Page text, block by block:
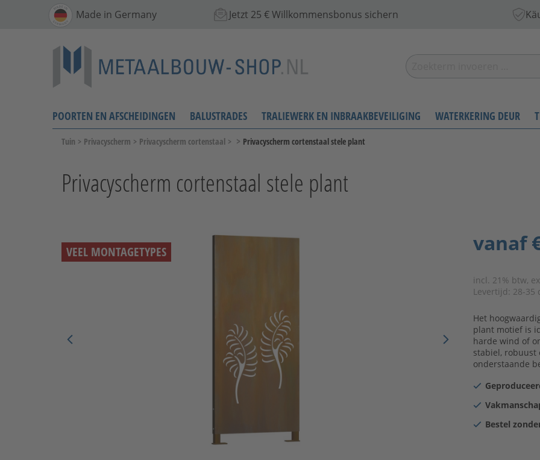
Made in Germany Jetzt 25 € Willkommensbonus sichern
POORTEN EN AFSCHEIDINGEN BALUSTRADES TRALIEWERK EN INBRAAKBEVEILIGING WATERKERING DEUR
Tuin > Privacyscherm > Privacyscherm cortenstaal > > Privacyscherm cortenstaal stele plant
Privacyscherm cortenstaal stele plant
VEEL MONTAGETYPES vanaf
incl. 21% btw,
Levertijd: 28-35
Het
plant motief is
harde wind of
stabiel, robuust
onderstaande
Bestel